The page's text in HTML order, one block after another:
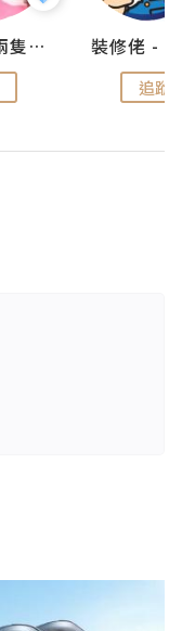
儍媽媽與兩隻小魔怪之家
追蹤